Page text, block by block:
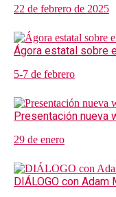
22 de febrero de 2025
Ágora estatal sobre
5-7 de febrero
Presentación nueva
29 de enero
DIÁLOGO con Adam